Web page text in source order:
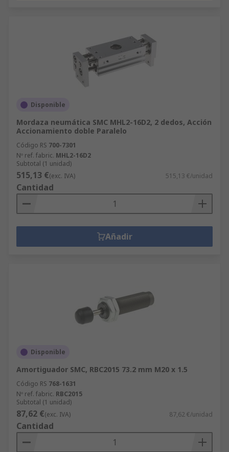
Disponible
Mordaza neumática SMC MHL2-16D2, 2 dedos, Acción
Accionamiento doble Paralelo
Código RS 700-7301
Nº ref. fabric. MHL2-16D2
Subtotal (1 unidad)
515,13 €(exc. IVA) 515,13 €/unidad
Cantidad
Añadir
Disponible
Amortiguador SMC, RBC2015 73.2 mm M20 x 1.5
Código RS 768-1631
Nº ref. fabric. RBC2015
Subtotal (1 unidad)
87,62 €(exc. IVA) 87,62 €/unidad
Cantidad